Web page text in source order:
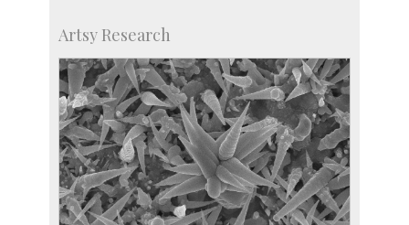
Artsy Research